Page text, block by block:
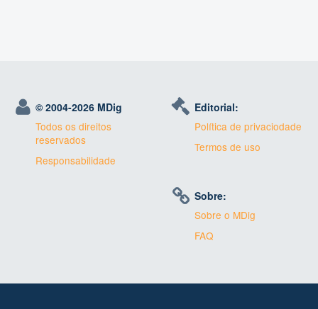
© 2004-2026 MDig
Todos os direitos
reservados
Responsabilidade
Editorial:
Política de privaciodade
Termos de uso
Sobre:
Sobre o MDig
FAQ